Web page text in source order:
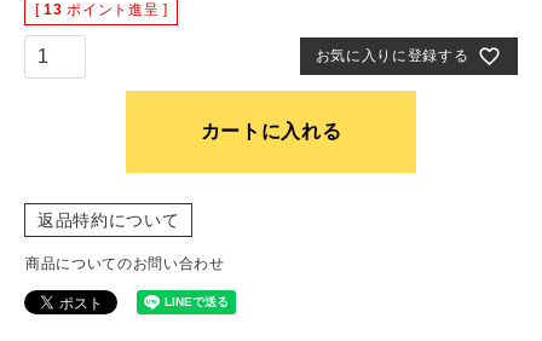
[ 13 ポイント進呈 ]
お気に入りに登録する
カートに入れる
返品特約について
商品についてのお問い合わせ